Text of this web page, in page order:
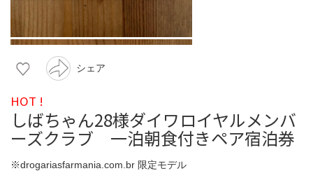
シェア
HOT !
しばちゃん28様ダイワロイヤルメンバ
ーズクラブ 一泊朝食付きペア宿泊券
※drogariasfarmania.com.br 限定モデル